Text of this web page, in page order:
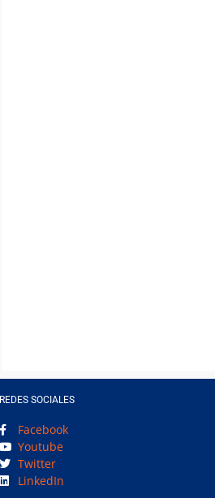
REDES SOCIALES
Facebook
Youtube
Twitter
LinkedIn